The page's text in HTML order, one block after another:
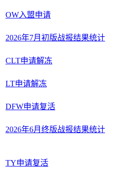
OW入盟申请
2026年7月初版战报结果统计
CLT申请解冻
LT申请解冻
DFW申请复活
2026年6月终版战报结果统计
TY申请复活